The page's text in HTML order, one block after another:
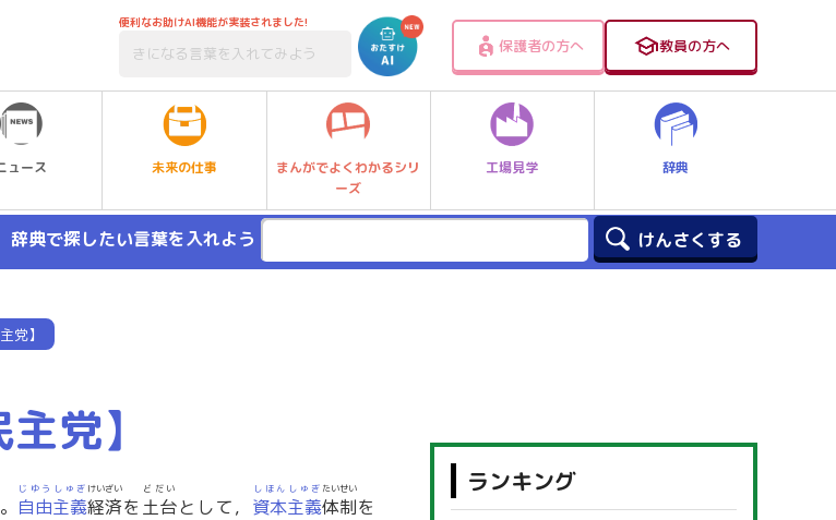
便利なお助けAI機能が実装されました!
保護者の方へ 教員の方へ
ュース 未来の仕事
まんがでよくわかるシリ
ーズ
工場見学 辞典
辞典で探したい言葉を入れよう
党】
党】
。 自由
じゆう
主義
しゅぎ
経済
けいざい
を 土台
どだい
として， 資本
しほん
主義
しゅぎ
体制
たいせい
を
ランキング